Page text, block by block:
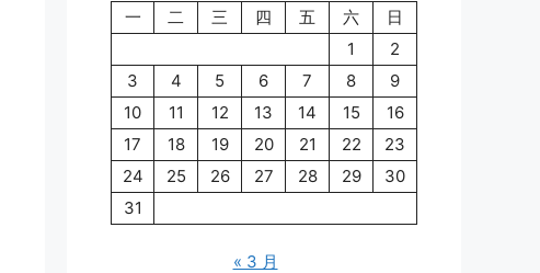
一
二 三 四 五 六
日
1
2
3
4 5 6 7 8
9
10
11 12 13 14 15
16
17
18 19 20 21 22
23
24
25 26 27 28 29
30
31
« 3 月